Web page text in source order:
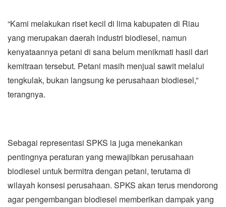
“Kami melakukan riset kecil di lima kabupaten di Riau
yang merupakan daerah industri biodiesel, namun
kenyataannya petani di sana belum menikmati hasil dari
kemitraan tersebut. Petani masih menjual sawit melalui
tengkulak, bukan langsung ke perusahaan biodiesel,”
terangnya.
Sebagai representasi SPKS ia juga menekankan
pentingnya peraturan yang mewajibkan perusahaan
biodiesel untuk bermitra dengan petani, terutama di
wilayah konsesi perusahaan. SPKS akan terus mendorong
agar pengembangan biodiesel memberikan dampak yang